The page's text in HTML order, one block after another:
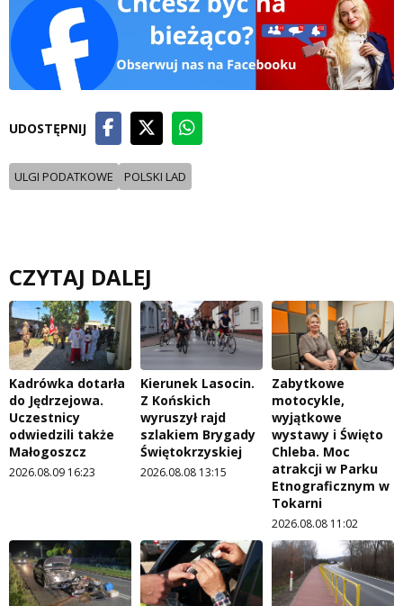
UDOSTĘPNIJ
ULGI PODATKOWE POLSKI LAD
CZYTAJ DALEJ
Kadrówka dotarła
do Jędrzejowa.
Uczestnicy
odwiedzili także
Małogoszcz
2026.08.09 16:23
Kierunek Lasocin.
Z Końskich
wyruszył rajd
szlakiem Brygady
Świętokrzyskiej
2026.08.08 13:15
Zabytkowe
motocykle,
wyjątkowe
wystawy i Święto
Chleba. Moc
atrakcji w Parku
Etnograficznym w
Tokarni
2026.08.08 11:02